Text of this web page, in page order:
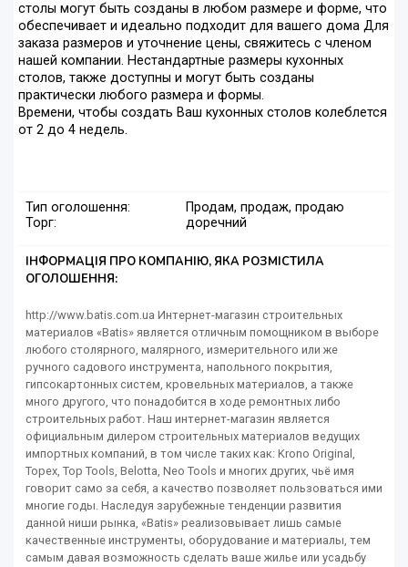
столы могут быть созданы в любом размере и форме, что
обеспечивает и идеально подходит для вашего дома Для
заказа размеров и уточнение цены, свяжитесь с членом
нашей компании. Нестандартные размеры кухонных
столов, также доступны и могут быть созданы
практически любого размера и формы.
Времени, чтобы создать Ваш кухонных столов колеблется
от 2 до 4 недель.
Тип оголошення:
Продам, продаж, продаю
Торг:
доречний
ІНФОРМАЦІЯ ПРО КОМПАНІЮ, ЯКА РОЗМІСТИЛА
ОГОЛОШЕННЯ:
http://www.batis.com.ua Интернет-магазин строительных
материалов «Batis» является отличным помощником в выборе
любого столярного, малярного, измерительного или же
ручного садового инструмента, напольного покрытия,
гипсокартонных систем, кровельных материалов, а также
много другого, что понадобится в ходе ремонтных либо
строительных работ. Наш интернет-магазин является
официальным дилером строительных материалов ведущих
импортных компаний, в том числе таких как: Krono Original,
Topex, Top Tools, Belotta, Neo Tools и многих других, чьё имя
говорит само за себя, а качество позволяет пользоваться ими
многие годы. Наследуя зарубежные тенденции развития
данной ниши рынка, «Batis» реализовывает лишь самые
качественные инструменты, оборудование и материалы, тем
самым давая возможность сделать ваше жилье или усадьбу